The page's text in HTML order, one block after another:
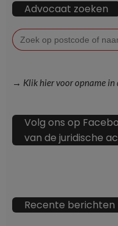
Advocaat zoeken
Zoek
naar:
→ Klik hier voor opname in
Volg ons op
van de juridische
Recente berichten